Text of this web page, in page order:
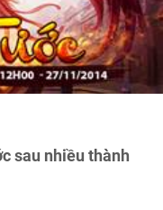
sau nhiều thành